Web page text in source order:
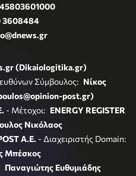
3608484
(Dikaiologitika.gr)
Σύμβουλος: Νίκος
post.gr)
- Μέτοχοι: ENERGY REGISTER
Νικόλαος
A.E. - Διαχειριστής Domain:
Μπέσκος
Παναγιώτης Ευθυμιάδης